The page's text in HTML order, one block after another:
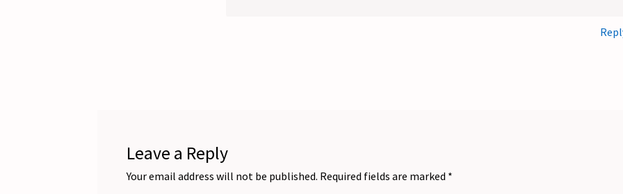
Leave a Reply
Your email address will not be published. Required fields are marked *